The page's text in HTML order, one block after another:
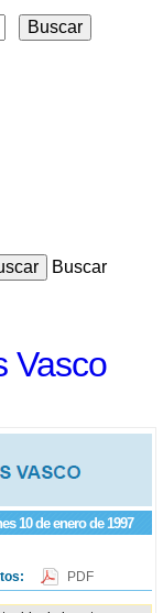
Buscar
Vasco
10 de enero de 1997
PDF